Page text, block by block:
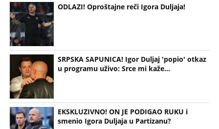
ODLAZI! Oproštajne reči Igora Duljaja!
SRPSKA SAPUNICA! Igor Duljaj 'popio' otkaz
u programu uživo: Srce mi kaže...
EKSKLUZIVNO! ON JE PODIGAO RUKU i
smenio Igora Duljaja u Partizanu?